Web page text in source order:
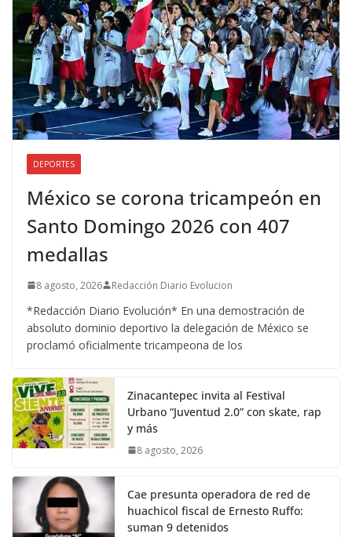
DEPORTES
México se corona tricampeón en
Santo Domingo 2026 con 407
medallas
8 agosto, 2026 Redacción Diario Evolucion
*Redacción Diario Evolución* En una demostración de
absoluto dominio deportivo la delegación de México se
proclamó oficialmente tricampeona de los
Zinacantepec invita al Festival
Urbano “Juventud 2.0” con skate, rap
y más
8 agosto, 2026
Cae presunta operadora de red de
huachicol fiscal de Ernesto Ruffo:
suman 9 detenidos